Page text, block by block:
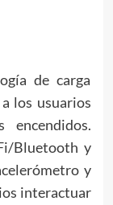
de carga
los usuarios
Bluetooth y
y
interactuar